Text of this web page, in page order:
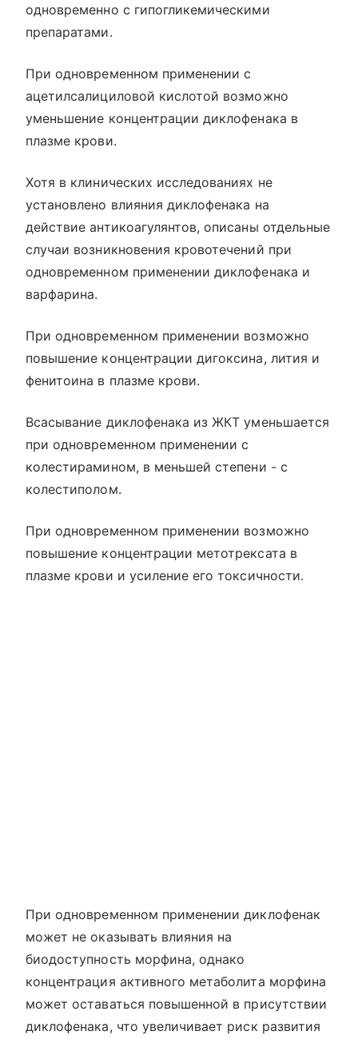
одновременно с гипогликемическими
препаратами.
При одновременном применении с
ацетилсалициловой кислотой возможно
уменьшение концентрации диклофенака в
плазме крови.
Хотя в клинических исследованиях не
установлено влияния диклофенака на
действие антикоагулянтов, описаны отдельные
случаи возникновения кровотечений при
одновременном применении диклофенака и
варфарина.
При одновременном применении возможно
повышение концентрации дигоксина, лития и
фенитоина в плазме крови.
Всасывание диклофенака из ЖКТ уменьшается
при одновременном применении с
колестирамином, в меньшей степени - с
колестиполом.
При одновременном применении возможно
повышение концентрации метотрексата в
плазме крови и усиление его токсичности.
При одновременном применении диклофенак
может не оказывать влияния на
биодоступность морфина, однако
концентрация активного метаболита морфина
может оставаться повышенной в присутствии
диклофенака, что увеличивает риск развития